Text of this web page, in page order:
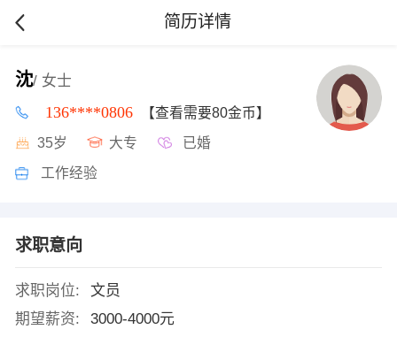
简历详情
沈/ 女士
136****0806 【查看需要80金币】
35岁 大专 已婚
工作经验
求职意向
求职岗位:
文员
期望薪资:
3000-4000元